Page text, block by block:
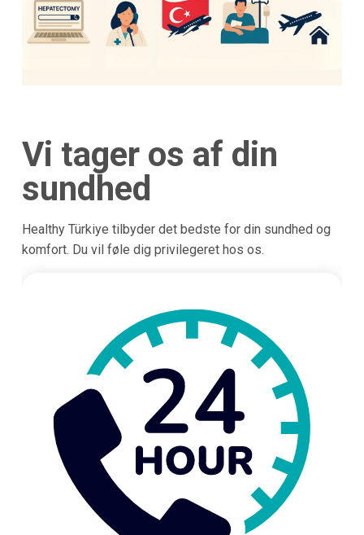
Vi tager os af din
sundhed
Healthy Türkiye tilbyder det bedste for din sundhed og
komfort. Du vil føle dig privilegeret hos os.